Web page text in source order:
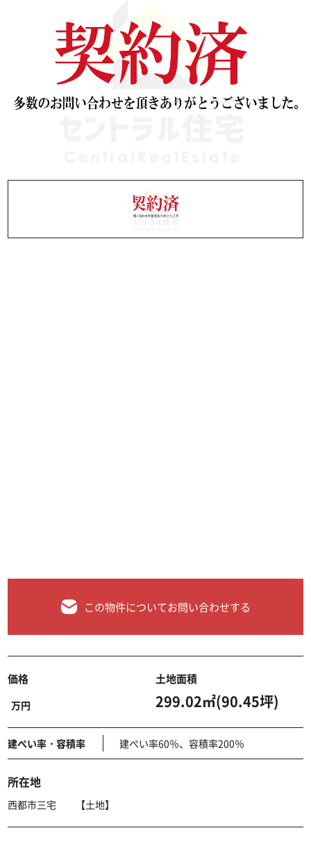
この物件についてお問い合わせする
価格
万円
土地面積
299.02㎡(90.45坪)
建ぺい率・容積率 建ぺい率60％、容積率200％
所在地
西都市三宅 【土地】